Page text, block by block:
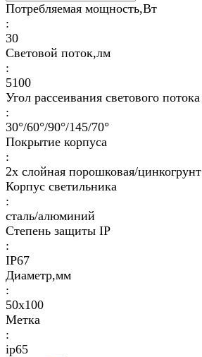
Потребляемая мощность,Вт
:
30
Световой поток,лм
:
5100
Угол рассеивания светового потока
:
30°/60°/90°/145/70°
Покрытие корпуса
:
2х слойная порошковая/цинкогрунт
Корпус светильника
:
сталь/алюминий
Степень защиты IP
:
IP67
Диаметр,мм
:
50х100
Метка
:
ip65